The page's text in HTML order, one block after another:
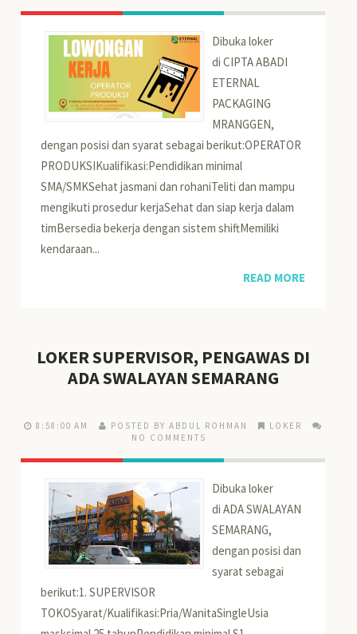
Dibuka loker
di CIPTA ABADI
ETERNAL
PACKAGING
MRANGGEN,
dengan posisi dan syarat sebagai berikut:OPERATOR
PRODUKSIKualifikasi:Pendidikan minimal
SMA/SMKSehat jasmani dan rohaniTeliti dan mampu
mengikuti prosedur kerjaSehat dan siap kerja dalam
timBersedia bekerja dengan sistem shiftMemiliki
kendaraan...
READ MORE
LOKER SUPERVISOR, PENGAWAS DI
ADA SWALAYAN SEMARANG
8:58:00 AM POSTED BY ABDUL ROHMAN
LOKER
NO COMMENTS
Dibuka loker
di ADA SWALAYAN
SEMARANG,
dengan posisi dan
syarat sebagai
berikut:1. SUPERVISOR
TOKOSyarat/Kualifikasi:Pria/WanitaSingleUsia